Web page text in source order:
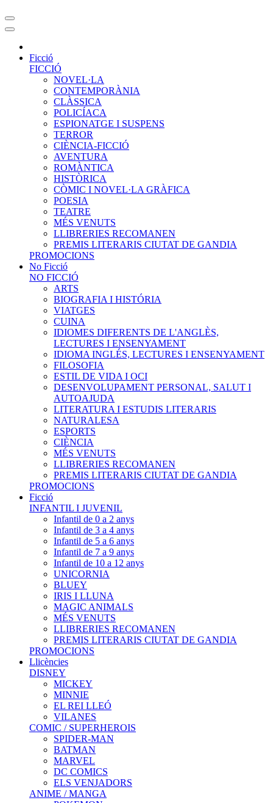
Ficció
FICCIÓ
NOVEL·LA
CONTEMPORÀNIA
CLÀSSICA
POLICÍACA
ESPIONATGE I SUSPENS
TERROR
CIÈNCIA-FICCIÓ
AVENTURA
ROMÀNTICA
HISTÒRICA
CÒMIC I NOVEL·LA GRÀFICA
POESIA
TEATRE
MÉS VENUTS
LLIBRERIES RECOMANEN
PREMIS LITERARIS CIUTAT DE GANDIA
PROMOCIONS
No Ficció
NO FICCIÓ
ARTS
BIOGRAFIA I HISTÓRIA
VIATGES
CUINA
IDIOMES DIFERENTS DE L'ANGLÈS,
LECTURES I ENSENYAMENT
IDIOMA INGLÉS, LECTURES I ENSENYAMENT
FILOSOFIA
ESTIL DE VIDA I OCI
DESENVOLUPAMENT PERSONAL, SALUT I
AUTOAJUDA
LITERATURA I ESTUDIS LITERARIS
NATURALESA
ESPORTS
CIÈNCIA
MÉS VENUTS
LLIBRERIES RECOMANEN
PREMIS LITERARIS CIUTAT DE GANDIA
PROMOCIONS
Ficció
INFANTIL I JUVENIL
Infantil de 0 a 2 anys
Infantil de 3 a 4 anys
Infantil de 5 a 6 anys
Infantil de 7 a 9 anys
Infantil de 10 a 12 anys
UNICORNIA
BLUEY
IRIS I LLUNA
MAGIC ANIMALS
MÉS VENUTS
LLIBRERIES RECOMANEN
PREMIS LITERARIS CIUTAT DE GANDIA
PROMOCIONS
Llicències
DISNEY
MICKEY
MINNIE
EL REI LLEÓ
VILANES
COMIC / SUPERHEROIS
SPIDER-MAN
BATMAN
MARVEL
DC COMICS
ELS VENJADORS
ANIME / MANGA